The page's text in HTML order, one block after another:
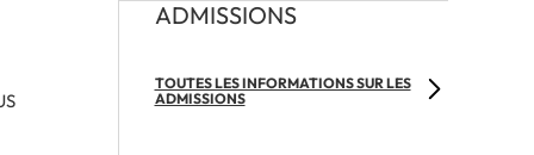
ADMISSIONS
TOUTES LES INFORMATIONS SUR LES
ADMISSIONS